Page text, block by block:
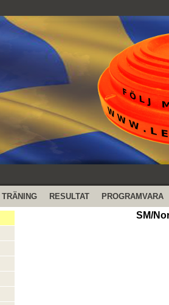
TRÄNING RESULTAT PROGRAMVARA
SM/